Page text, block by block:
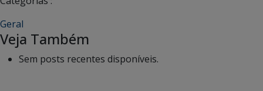
Geral
Veja Também
Sem posts recentes disponíveis.